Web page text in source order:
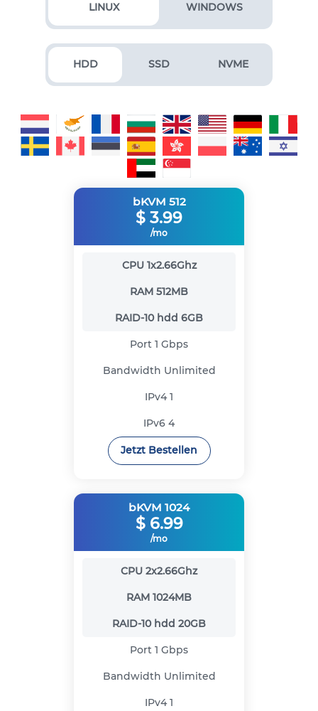
LINUX WINDOWS
HDD SSD NVME
bKVM 512
$ 3.99
/mo
CPU 1x2.66Ghz
RAM 512MB
RAID-10 hdd 6GB
Port 1 Gbps
Bandwidth Unlimited
IPv41
IPv6 4
Jetzt Bestellen
bKVM 1024
$ 6.99
/mo
CPU 2x2.66Ghz
RAM 1024MB
RAID-10 hdd 20GB
Port 1 Gbps
Bandwidth Unlimited
IPv41